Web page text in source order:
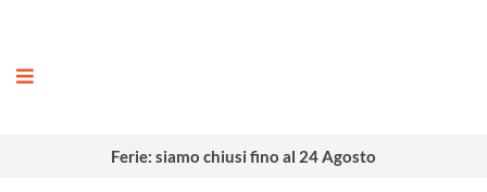
Ferie: siamo chiusi fino al 24 Agosto